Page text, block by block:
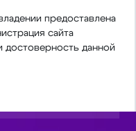
предоставлена
сайта
достоверность данной